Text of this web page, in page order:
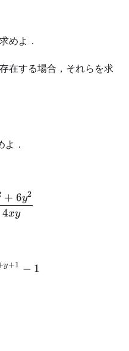
めよ．
在する場合，それらを求
．
4xy
+ 6y2
y+1 − 1